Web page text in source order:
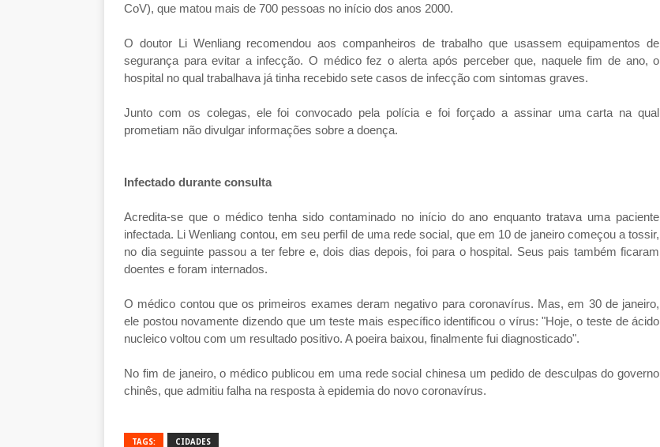
CoV), que matou mais de 700 pessoas no início dos anos 2000.
O doutor Li Wenliang recomendou aos companheiros de trabalho que usassem equipamentos de
segurança para evitar a infecção. O médico fez o alerta após perceber que, naquele fim de ano, o
hospital no qual trabalhava já tinha recebido sete casos de infecção com sintomas graves.
Junto com os colegas, ele foi convocado pela polícia e foi forçado a assinar uma carta na qual
prometiam não divulgar informações sobre a doença.
Infectado durante consulta
Acredita-se que o médico tenha sido contaminado no início do ano enquanto tratava uma paciente
infectada. Li Wenliang contou, em seu perfil de uma rede social, que em 10 de janeiro começou a tossir,
no dia seguinte passou a ter febre e, dois dias depois, foi para o hospital. Seus pais também ficaram
doentes e foram internados.
O médico contou que os primeiros exames deram negativo para coronavírus. Mas, em 30 de janeiro,
ele postou novamente dizendo que um teste mais específico identificou o vírus: "Hoje, o teste de ácido
nucleico voltou com um resultado positivo. A poeira baixou, finalmente fui diagnosticado".
No fim de janeiro, o médico publicou em uma rede social chinesa um pedido de desculpas do governo
chinês, que admitiu falha na resposta à epidemia do novo coronavírus.
TAGS: CIDADES